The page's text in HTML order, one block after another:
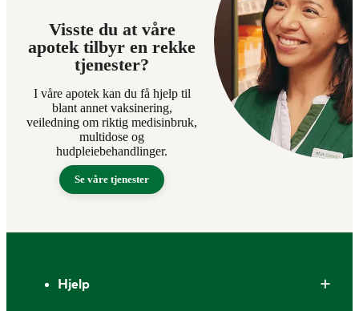
Visste du at våre
apotek tilbyr en rekke
tjenester?
I våre apotek kan du få hjelp til
blant annet vaksinering,
veiledning om riktig medisinbruk,
multidose og
hudpleiebehandlinger.
Se våre tjenester
Hjelp